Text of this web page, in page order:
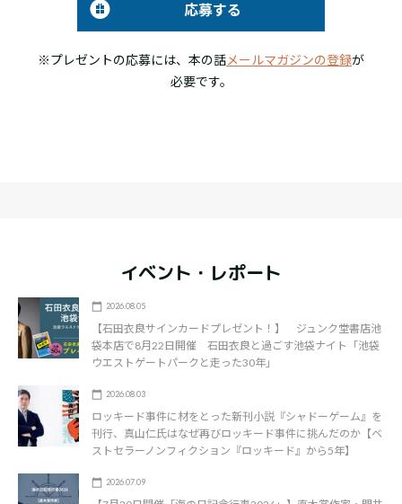
応募する
※プレゼントの応募には、本の話メールマガジンの登録が
必要です。
イベント・レポート
2026.08.05
【石田衣良サインカードプレゼント！】 ジュンク堂書店池
袋本店で8月22日開催 石田衣良と過ごす池袋ナイト「池袋
ウエストゲートパークと走った30年」
2026.08.03
ロッキード事件に材をとった新刊小説『シャドーゲーム』を
刊行、真山仁氏はなぜ再びロッキード事件に挑んだのか【ベ
ストセラーノンフィクション『ロッキード』から5年】
2026.07.09